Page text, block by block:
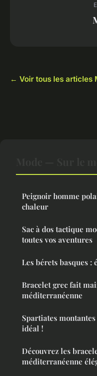
← Voir tous les articles
Peignoir homme
chaleur
Sac à dos tactique
toutes vos aventures
Les bérets basques
Bracelet grec fait
méditerranéenne
Spartiates
idéal !
Découvrez les
méditerranéenne